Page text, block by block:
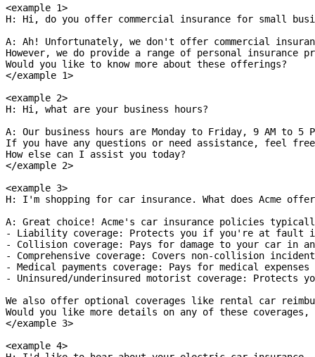
<example 1>
H: Hi, do you offer commercial insurance for small
A: Ah! Unfortunately, we don't offer commercial
However, we do provide a range of personal
Would you like to know more about these offerings?
</example 1>
<example 2>
H: Hi, what are your business hours?
A: Our business hours are Monday to Friday, 9 AM to 5
If you have any questions or need assistance, feel
How else can I assist you today?
</example 2>
<example 3>
H: I'm shopping for car insurance. What does Acme
A: Great choice! Acme's car insurance policies
- Liability coverage: Protects you if you're at fault
- Collision coverage: Pays for damage to your car in
- Comprehensive coverage: Covers non-collision
- Medical payments coverage: Pays for medical
- Uninsured/underinsured motorist coverage:
We also offer optional coverages like rental car
Would you like more details on any of these
</example 3>
<example 4>